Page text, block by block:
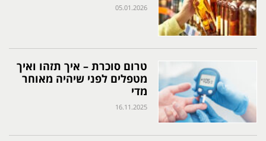
05.01.2026
טרום סוכרת – איך תזהו ואיך
מטפלים לפני שיהיה מאוחר
מדי
16.11.2025